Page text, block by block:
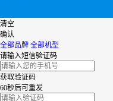
新疆
香港
云南
浙江
清空
确认
全部品牌 全部机型
请输入短信验证码
获取验证码
60秒后可重发